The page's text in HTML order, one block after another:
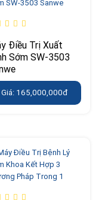
Điều Trị Xuất
Sớm SW-3503
Giá: 165,000,000đ